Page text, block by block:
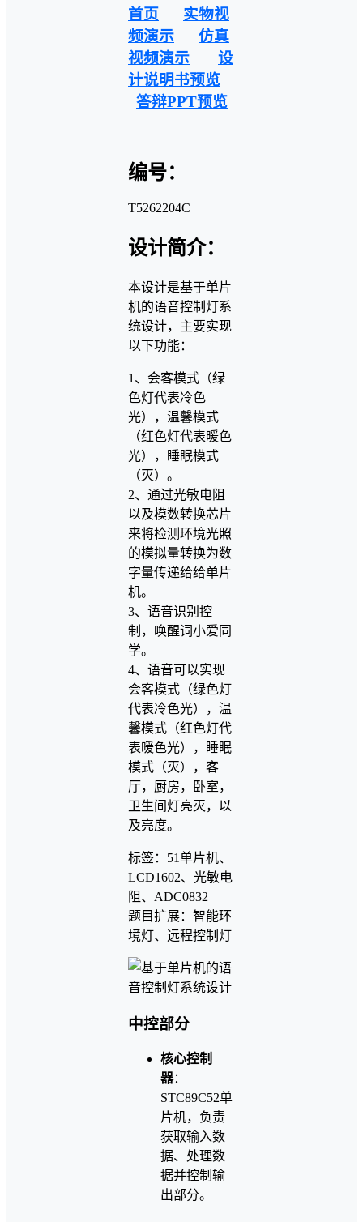
首页
实物视
频演示
仿真
视频演示
设
计说明书预览
答辩PPT预览
编号：
T5262204C
设计简介：
本设计是基于单片
机的语音控制灯系
统设计，主要实现
以下功能：
1、会客模式（绿
色灯代表冷色
光），温馨模式
（红色灯代表暖色
光），睡眠模式
（灭）。
2、通过光敏电阻
以及模数转换芯片
来将检测环境光照
的模拟量转换为数
字量传递给给单片
机。
3、语音识别控
制，唤醒词小爱同
学。
4、语音可以实现
会客模式（绿色灯
代表冷色光），温
馨模式（红色灯代
表暖色光），睡眠
模式（灭），客
厅，厨房，卧室，
卫生间灯亮灭，以
及亮度。
标签：51单片机、
LCD1602、光敏电
阻、ADC0832
题目扩展：智能环
境灯、远程控制灯
中控部分
核心控制
器：
STC89C52单
片机，负责
获取输入数
据、处理数
据并控制输
出部分。